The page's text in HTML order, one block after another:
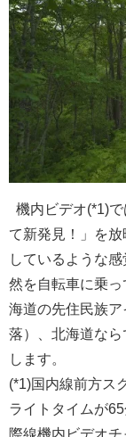
機内ビデオ(*1)
て新発見！」を
しているような
然を自転車に乗
海道の先住民族
落）、北海道な
します。
(*1)国内線前方ス
ライトタイムが
際線機内ビデオ